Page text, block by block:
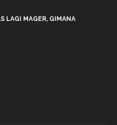
LAGI MAGER, GIMANA